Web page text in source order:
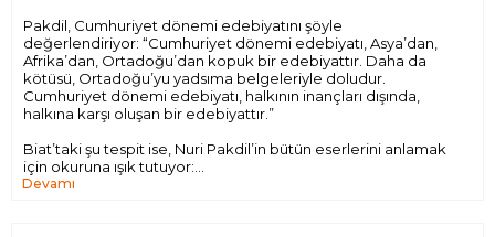
Pakdil, Cumhuriyet dönemi edebiyatını şöyle
değerlendiriyor: “Cumhuriyet dönemi edebiyatı, Asya’dan,
Afrika’dan, Ortadoğu’dan kopuk bir edebiyattır. Daha da
kötüsü, Ortadoğu’yu yadsıma belgeleriyle doludur.
Cumhuriyet dönemi edebiyatı, halkının inançları dışında,
halkına karşı oluşan bir edebiyattır.”
Biat’taki şu tespit ise, Nuri Pakdil’in bütün eserlerini anlamak
için okuruna ışık tutuyor:
Devamı